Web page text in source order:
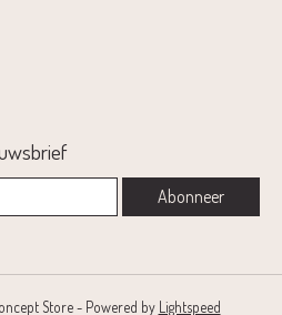
Abonneer
Store - Powered by Lightspeed